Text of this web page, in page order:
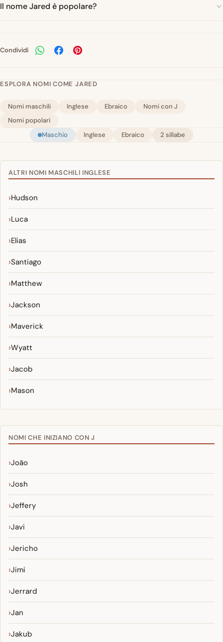
Il nome Jared è popolare?
Condividi
ESPLORA NOMI COME JARED
Nomi maschili Inglese Ebraico
Nomi con J
Nomi popolari
Maschio
Inglese Ebraico 2 sillabe
ALTRI NOMI MASCHILI INGLESE
Hudson
Luca
Elias
Santiago
Matthew
Jackson
Maverick
Wyatt
Jacob
Mason
NOMI CHE INIZIANO CON J
João
Josh
Jeffery
Javi
Jericho
Jimi
Jerrard
Jan
Jakub